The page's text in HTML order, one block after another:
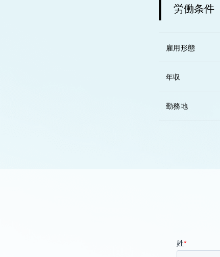
労働条件
雇用形態
年収
勤務地